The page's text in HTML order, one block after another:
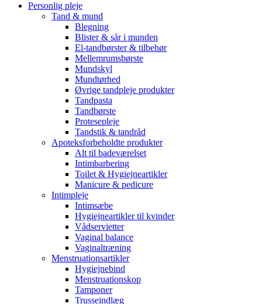
Personlig pleje
Tand & mund
Blegning
Blister & sår i munden
El-tandbørster & tilbehør
Mellemrumsbørste
Mundskyl
Mundtørhed
Øvrige tandpleje produkter
Tandpasta
Tandbørste
Protesepleje
Tandstik & tandråd
Apoteksforbeholdte produkter
Alt til badeværelset
Intimbarbering
Toilet & Hygiejneartikler
Manicure & pedicure
Intimpleje
Intimsæbe
Hygiejneartikler til kvinder
Vådservietter
Vaginal balance
Vaginaltræning
Menstruationsartikler
Hygiejnebind
Menstruationskop
Tamponer
Trusseindlæg